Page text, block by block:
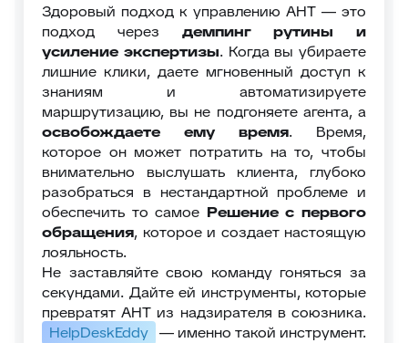
Здоровый подход к управлению AHT — это
подход через демпинг рутины и
усиление экспертизы. Когда вы убираете
лишние клики, даете мгновенный доступ к
знаниям и автоматизируете
маршрутизацию, вы не подгоняете агента, а
освобождаете ему время. Время,
которое он может потратить на то, чтобы
внимательно выслушать клиента, глубоко
разобраться в нестандартной проблеме и
обеспечить то самое Решение с первого
обращения, которое и создает настоящую
лояльность.
Не заставляйте свою команду гоняться за
секундами. Дайте ей инструменты, которые
превратят AHT из надзирателя в союзника.
HelpDeskEddy — именно такой инструмент.